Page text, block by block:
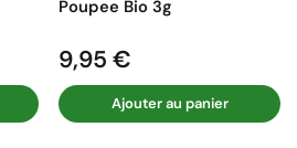
Poupee Bio 3g
Prix
9,95 €
Ajouter au panier